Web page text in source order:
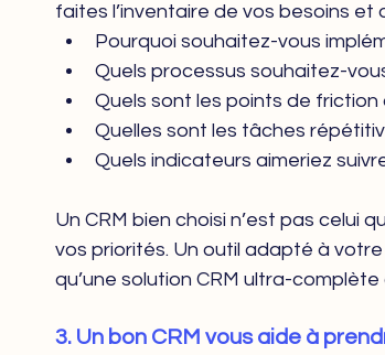
faites l’inventaire de vos besoins et
Pourquoi souhaitez-vous
Quels processus souhaitez-
Quels sont les points de
Quelles sont les tâches
Quels indicateurs aimeriez
Un CRM bien choisi n’est pas celui
vos priorités. Un outil adapté à
qu’une solution CRM ultra-
3. Un bon CRM vous aide à